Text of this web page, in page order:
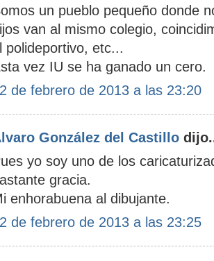
un pueblo pequeño donde
van al mismo colegio,
polideportivo, etc...
vez IU se ha ganado un cero.
de febrero de 2013 a las 23:20
González del Castillo
yo soy uno de los
gracia.
enhorabuena al dibujante.
de febrero de 2013 a las 23:25